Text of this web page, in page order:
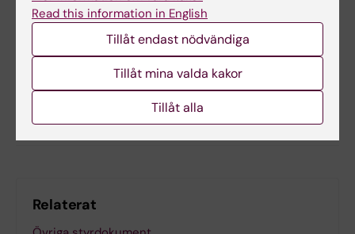
Innehållsgranskare:
Viktoria Olausson
Sidan uppdaterad:2026-07-01
Relaterat
Read this information in English
Tillåt endast nödvändiga
Tillåt mina valda kakor
Tillåt alla